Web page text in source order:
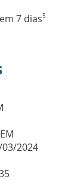
7 dias5
03/2024